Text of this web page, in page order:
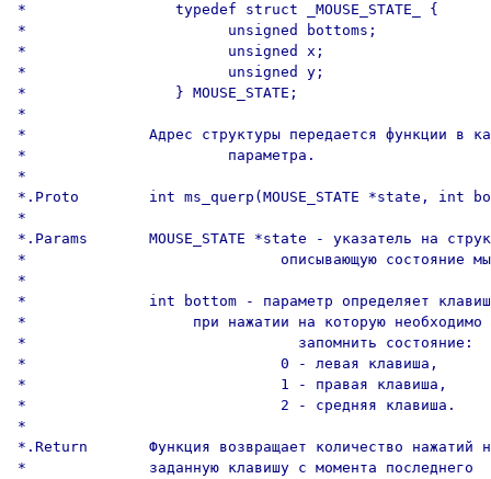
*                 typedef struct _MOUSE_STATE_ {
*                       unsigned bottoms;
*                       unsigned x;
*                       unsigned y;
*                 } MOUSE_STATE;
*
*              Адрес структуры передается функции в
*                       параметра.
*
*.Proto        int ms_querp(MOUSE_STATE *state, int
*
*.Params       MOUSE_STATE *state - указатель на
*                             описывающую состояние
*
*              int bottom - параметр определяет
*                   при нажатии на которую необходимо
*                               запомнить состояние:
*                             0 - левая клавиша,
*                             1 - правая клавиша,
*                             2 - средняя клавиша.
*
*.Return       Функция возвращает количество нажатий
*              заданную клавишу с момента последнего